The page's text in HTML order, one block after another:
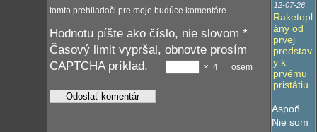
tomto prehliadači pre moje budúce komentáre.
Hodnotu píšte ako číslo, nie slovom *
Časový limit vypršal, obnovte prosím
CAPTCHA príklad.
× 4 = osem
12-07-26
Raketopl
ány od
prvej
predstav
y k
prvému
pristátiu
Aspoň..
Nie som